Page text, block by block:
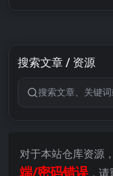
搜索文章 / 资源
搜索关键词
对于本站仓库资源
端/密码错误 ，